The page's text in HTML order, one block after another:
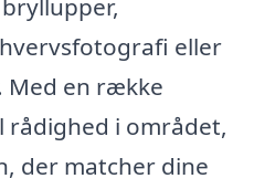
eller
Med en række
i området,
der matcher dine